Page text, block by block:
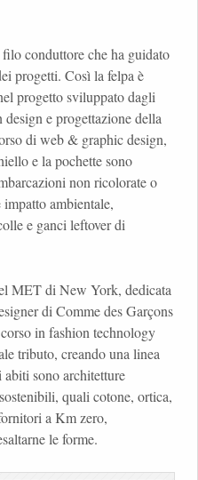
conduttore che ha guidato
progetti. Così la felpa è
progetto sviluppato dagli
e progettazione della
di web & graphic design,
e la pochette sono
non ricolorate o
ambientale,
e ganci leftover di
MET di New York, dedicata
di Comme des Garçons
in fashion technology
tributo, creando una linea
sono architetture
quali cotone, ortica,
a Km zero,
le forme.